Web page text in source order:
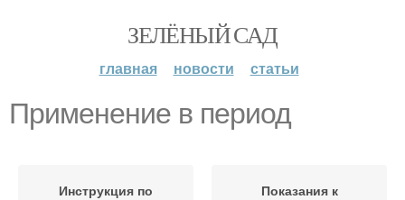
ЗЕЛЁНЫЙ САД
главная новости статьи
Применение в период
Инструкция по
Показания к